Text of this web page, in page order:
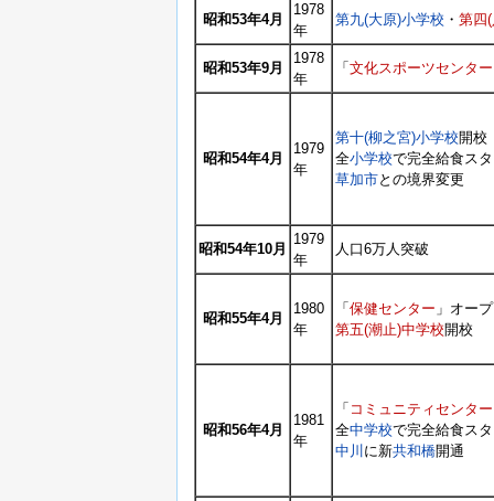
昭和53年4月
1978
年
第九(大原)小学校 ・ 第四
昭和53年9月
1978
年
「 文化スポーツセンター
昭和54年4月
1979
年
第十(柳之宮)小学校開校
全小学校で完全給食ス
草加市との境界変更
昭和54年10月
1979
年
人口6万人突破
昭和55年4月
1980
年
「 保健センター 」オー
第五(潮止)中学校開校
昭和56年4月
1981
年
「 コミュニティセンター
全中学校で完全給食ス
中川 に新共和橋開通